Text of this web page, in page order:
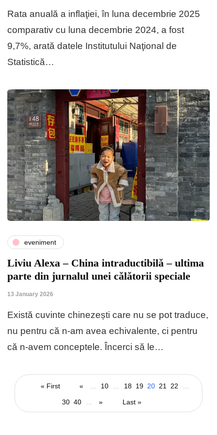
Rata anuală a inflaţiei, în luna decembrie 2025
comparativ cu luna decembrie 2024, a fost
9,7%, arată datele Institutului Naţional de
Statistică…
eveniment
Liviu Alexa – China intraductibilǎ – ultima
parte din jurnalul unei cǎlǎtorii speciale
13 January 2026
Există cuvinte chinezești care nu se pot traduce,
nu pentru că n-am avea echivalente, ci pentru
că n-avem conceptele. Încerci să le…
« First « 10 18 19 20 21 22
30 40 » Last »